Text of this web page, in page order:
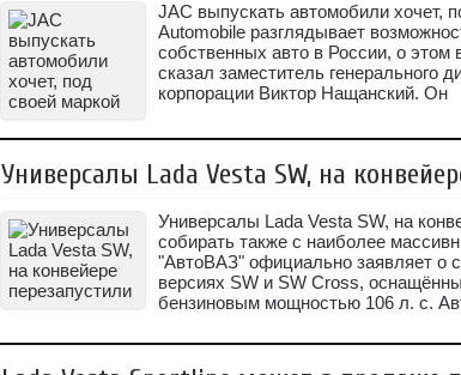
JAC выпускать автомобили хочет,
Automobile разглядывает
собственных авто в России, о этом
сказал заместитель генерального
корпорации Виктор Нащанский. Он
Универсалы Lada Vesta SW, на
Универсалы Lada Vesta SW, на
собирать также с наиболее
"АвтоВАЗ" официально заявляет о
версиях SW и SW Cross,
бензиновым мощностью 106 л. с.